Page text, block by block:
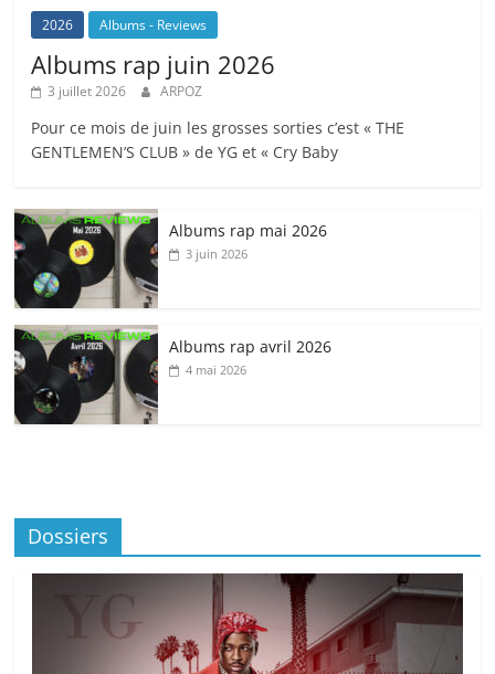
2026 Albums - Reviews
Albums rap juin 2026
3 juillet 2026 ARPOZ
Pour ce mois de juin les grosses sorties c’est « THE
GENTLEMEN’S CLUB » de YG et « Cry Baby
Albums rap mai 2026
3 juin 2026
Albums rap avril 2026
4 mai 2026
Dossiers